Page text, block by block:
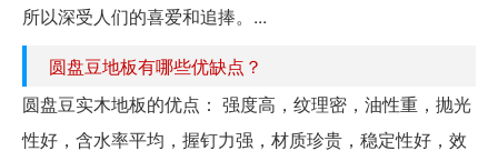
所以深受人们的喜爱和追捧。...
圆盘豆地板有哪些优缺点？
圆盘豆实木地板的优点： 强度高，纹理密，油性重，抛光
性好，含水率平均，握钉力强，材质珍贵，稳定性好，效